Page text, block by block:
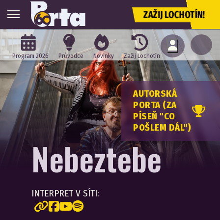
ZAŽIJ LOCHOTÍN!
Program 2026 Průvodce Novinky Zažij Lochotín
AUTORSKÁ
PORTA (ZA
PÍSEŇ "CO
POŠLEM DÁL")
Nebeztebe
INTERPRET V SÍTI: